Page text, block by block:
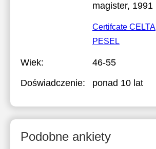
magister, 1991
Certifcate CELTA
PESEL
Wiek:
46-55
Doświadczenie:
ponad 10 lat
Podobne ankiety